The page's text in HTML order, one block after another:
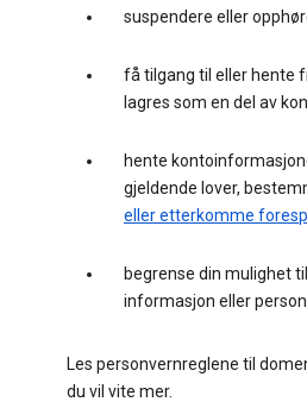
suspendere eller
få tilgang til eller hente
lagres som en del av
hente
gjeldende lover,
eller etterkomme
begrense din mulighet
informasjon eller
Les personvernreglene til
du vil vite mer.